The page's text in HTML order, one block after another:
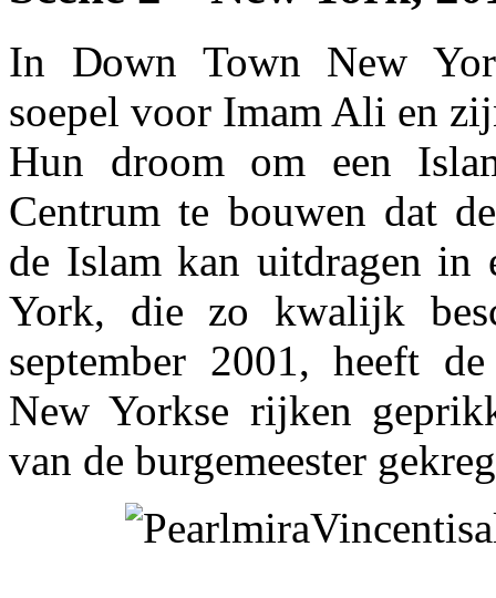
In Down Town New
soepel voor Imam Ali en
Hun droom om een
Centrum te bouwen dat
de Islam kan uitdragen in
York, die zo kwalijk
september 2001, heeft
New Yorkse rijken
van de burgemeester